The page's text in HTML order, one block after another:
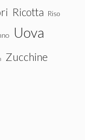
Ricotta Riso
Uova
Zucchine